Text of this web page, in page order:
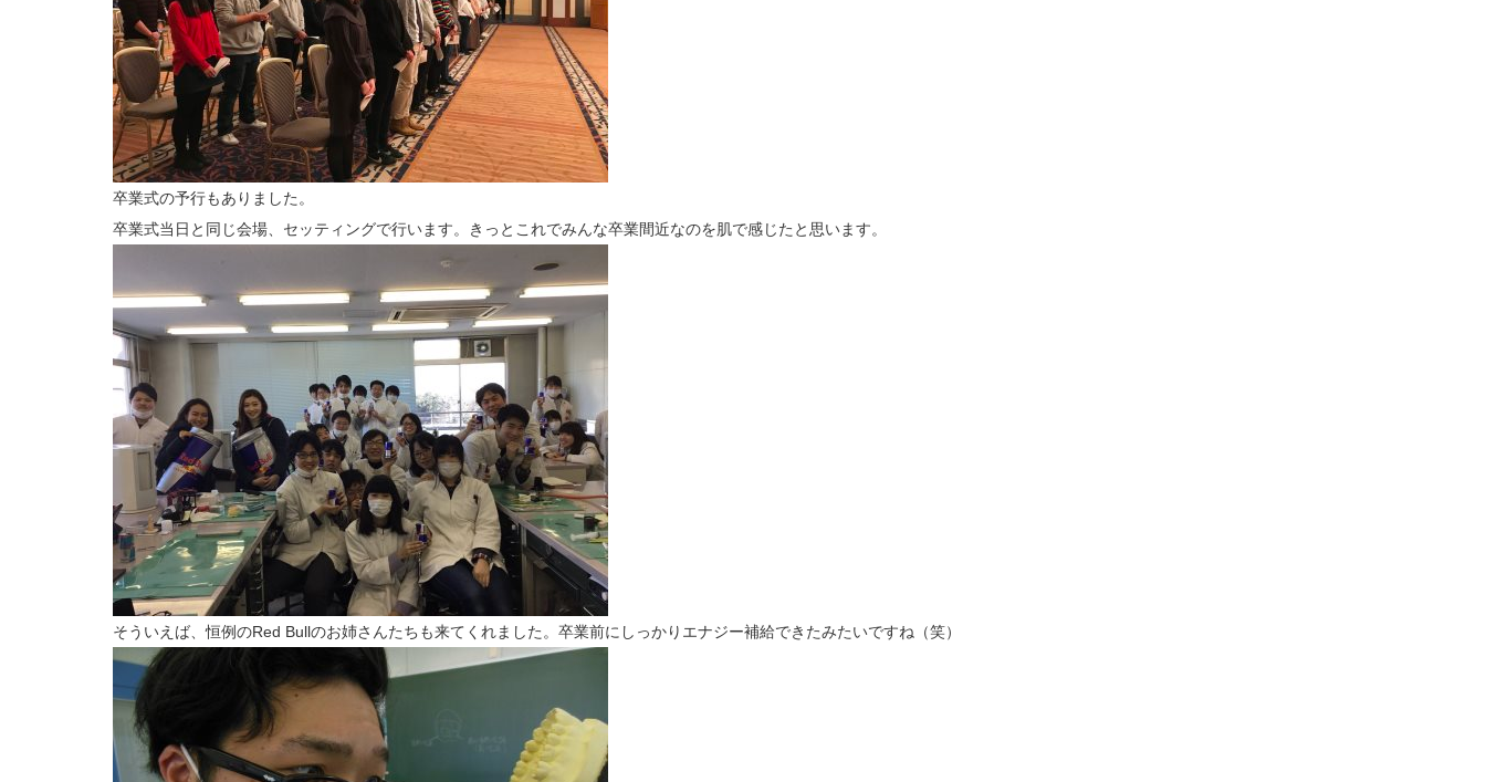
卒業式の予行もありました。
卒業式当日と同じ会場、セッティングで行います。きっとこれでみんな卒業間近なのを肌で感じたと思います。
そういえば、恒例のRed Bullのお姉さんたちも来てくれました。卒業前にしっかりエナジー補給できたみたいですね（笑）